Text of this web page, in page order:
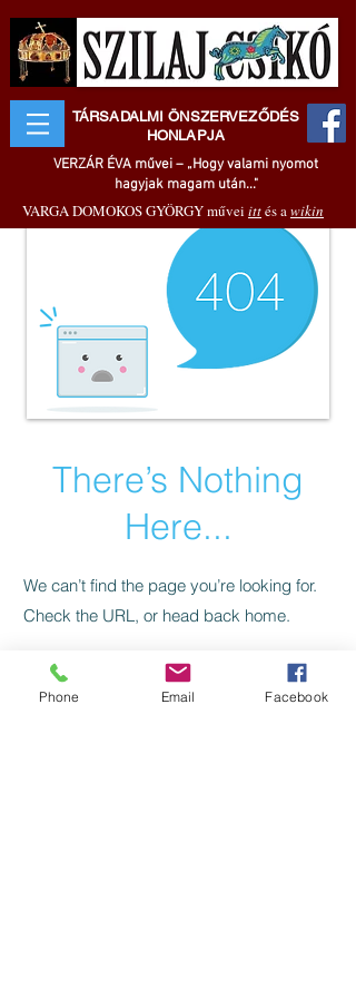
TÁRSADALMI ÖNSZERVEZŐDÉS
HONLAPJA
VERZÁR ÉVA művei – „Hogy valami nyomot
hagyjak magam után..."
VARGA DOMOKOS GYÖRGY művei ittés awikin
There’s Nothing
Here...
We can’t find the page you’re looking for.
Check the URL, or head back home.
Go Home
Phone Email Facebook